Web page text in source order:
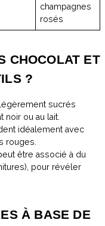
champagnes
rosés
CHOCOLAT ET
?
sucrés
noir ou au lait.
idéalement avec
rouges.
être associé à du
pour révéler
À BASE DE